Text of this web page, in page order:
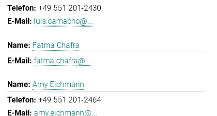
+49 551 201-2430
luis.camacho@...
Fatma Chafra
fatma.chafra@...
Amy Eichmann
+49 551 201-2464
amy.eichmann@...